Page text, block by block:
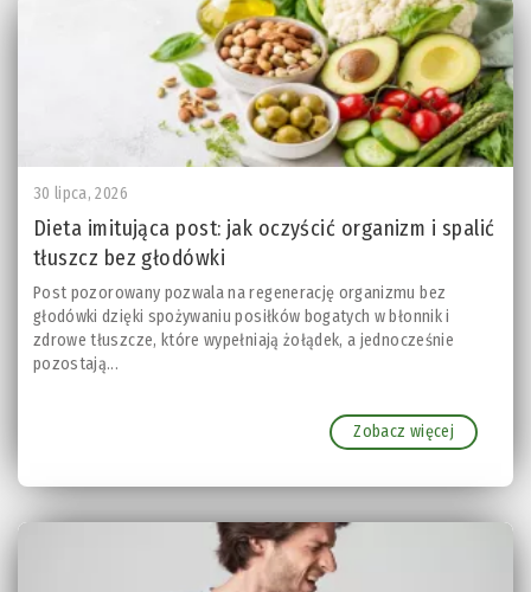
30 lipca, 2026
Dieta imitująca post: jak oczyścić organizm i spalić
tłuszcz bez głodówki
Post pozorowany pozwala na regenerację organizmu bez
głodówki dzięki spożywaniu posiłków bogatych w błonnik i
zdrowe tłuszcze, które wypełniają żołądek, a jednocześnie
pozostają...
Zobacz więcej